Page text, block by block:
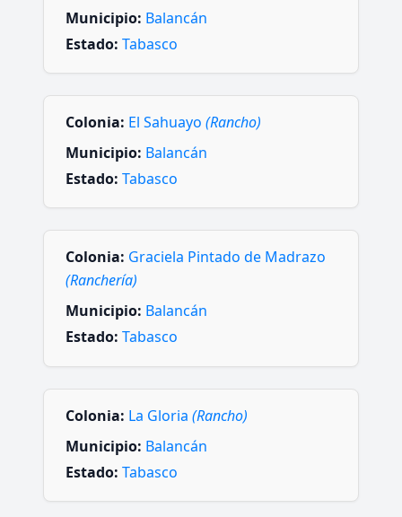
Municipio: Balancán
Estado: Tabasco
Colonia: El Sahuayo (Rancho)
Municipio: Balancán
Estado: Tabasco
Colonia: Graciela Pintado de Madrazo
(Ranchería)
Municipio: Balancán
Estado: Tabasco
Colonia: La Gloria (Rancho)
Municipio: Balancán
Estado: Tabasco